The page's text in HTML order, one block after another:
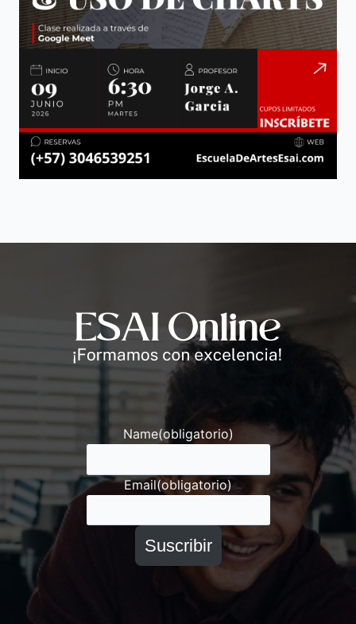
Name(obligatorio)
Email(obligatorio)
Suscribir
Andrés